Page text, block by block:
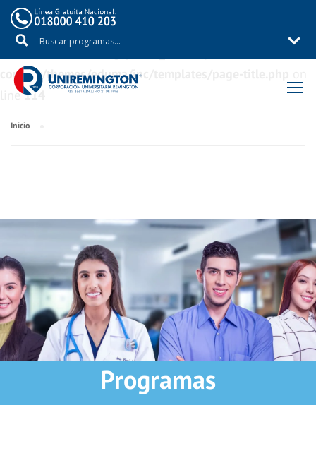
Warning
: Trying to access array offset on value of type
content/themes/eduma/inc/templates/page-title.php
line114
Inicio
Programas